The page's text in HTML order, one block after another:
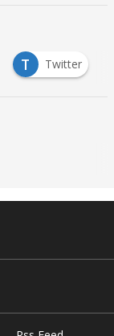
T Twitter